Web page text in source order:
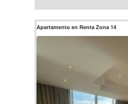
Apartamento en Renta Zona 14